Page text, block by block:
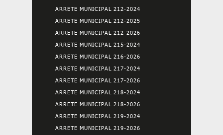
ARRETE MUNICIPAL 212-2024
ARRETE MUNICIPAL 212-2025
ARRETE MUNICIPAL 212-2026
ARRETE MUNICIPAL 215-2024
ARRETE MUNICIPAL 216-2026
ARRETE MUNICIPAL 217-2024
ARRETE MUNICIPAL 217-2026
ARRETE MUNICIPAL 218-2024
ARRETE MUNICIPAL 218-2026
ARRETE MUNICIPAL 219-2024
ARRETE MUNICIPAL 219-2026